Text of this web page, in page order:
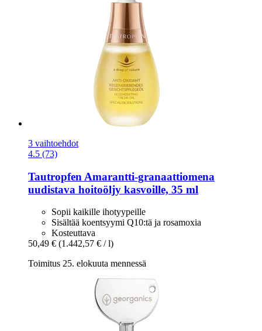
3 vaihtoehdot
4.5 (73)
Tautropfen Amarantti-​granaattiomena
uudistava hoitoöljy kasvoille, 35 ml
Sopii kaikille ihotyypeille
Sisältää koentsyymi Q10:tä ja rosamoxia
Kosteuttava
50,49 € (1.442,57 € / l)
Toimitus 25. elokuuta mennessä